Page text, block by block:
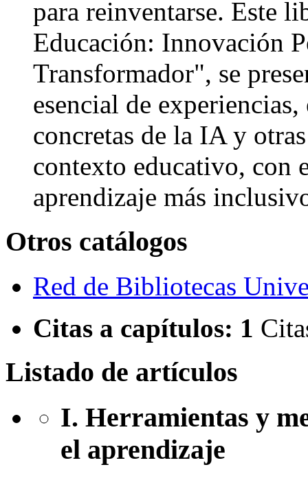
para reinventarse. Este
Educación: Innovación
Transformador", se
esencial de
concretas de la IA y
contexto educativo, con
aprendizaje más
Otros catálogos
Red de Bibliotecas
Citas a capítulos: 1
Listado de artículos
I. Herramientas y
el aprendizaje